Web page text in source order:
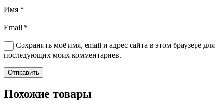
Имя *
Email *
Сохранить моё имя, email и адрес сайта в этом браузере для
последующих моих комментариев.
Похожие товары